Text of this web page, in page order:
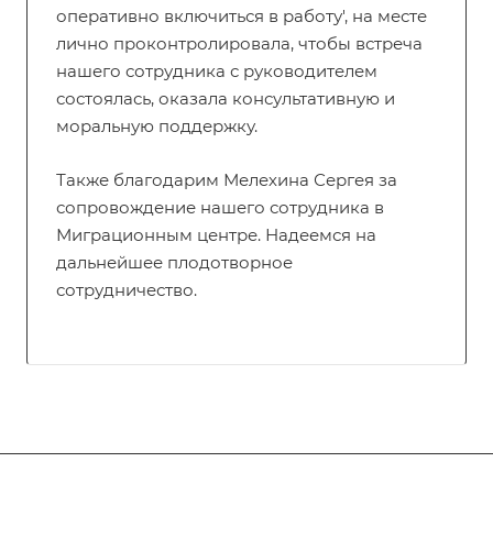
оперативно включиться в работу', на месте
лично проконтролировала, чтобы встреча
нашего сотрудника с руководителем
состоялась, оказала консультативную и
моральную поддержку.
Также благодарим Мелехина Сергея за
сопровождение нашего сотрудника в
Миграционным центре. Надеемся на
дальнейшее плодотворное
сотрудничество.